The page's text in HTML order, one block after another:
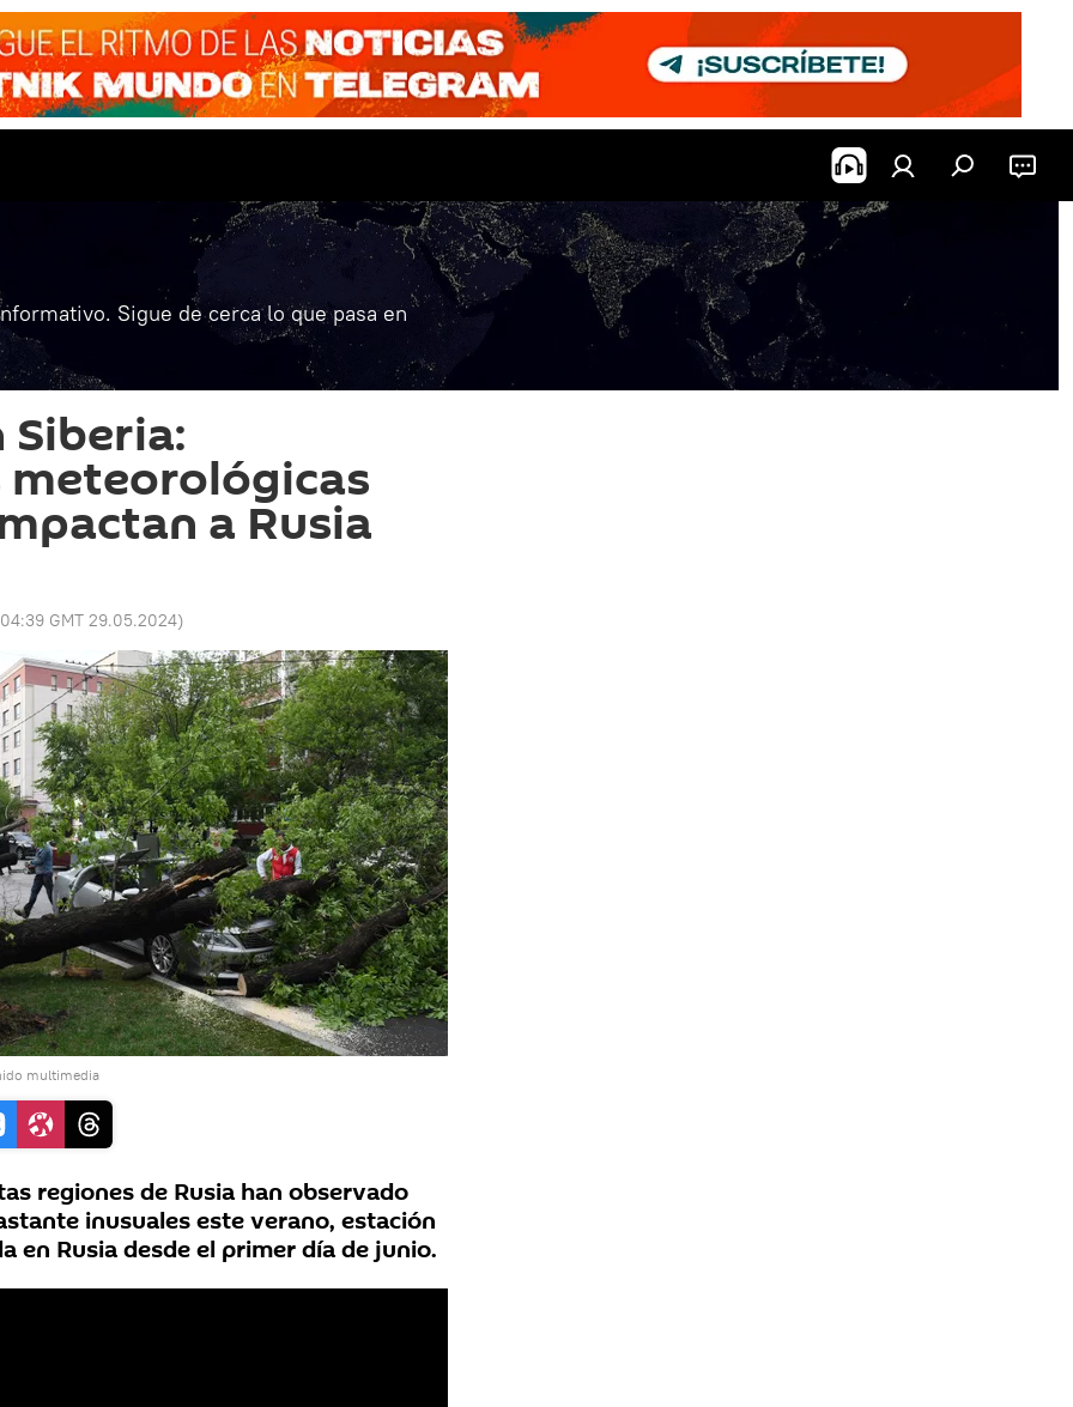
Sigue de cerca lo que pasa en
Siberia:
a Rusia
04:39 GMT 29.05.2024)
multimedia
regiones de Rusia han observado
inusuales este verano, estación
en Rusia desde el primer día de junio.